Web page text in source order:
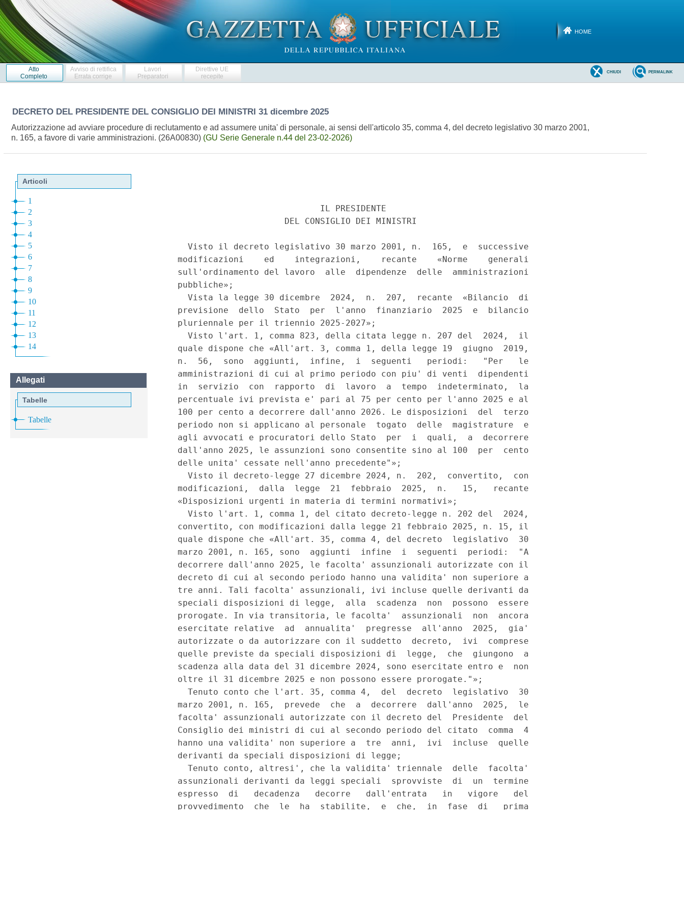
HOME
Atto
Completo
Avviso di rettifica
Errata corrige
Lavori
Preparatori
Direttive UE
recepite
PERMALINK
CHIUDI
DECRETO DEL PRESIDENTE DEL CONSIGLIO DEI MINISTRI 31 dicembre 2025
Autorizzazione ad avviare procedure di reclutamento e ad assumere unita' di personale, ai sensi dell'articolo 35, comma 4, del decreto legislativo 30 marzo 2001,
n. 165, a favore di varie amministrazioni. (26A00830) (GU Serie Generale n.44 del 23-02-2026)